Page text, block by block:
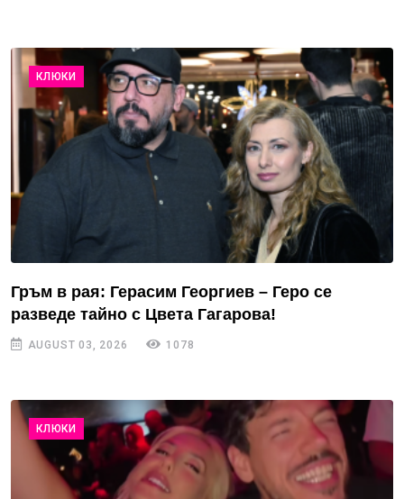
КЛЮКИ
Гръм в рая: Герасим Георгиев – Геро се
разведе тайно с Цвета Гагарова!
AUGUST 03, 2026 1078
КЛЮКИ